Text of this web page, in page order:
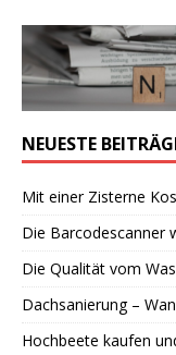
NEUESTE
Mit einer Zisterne
Die Barcodescanner
Die Qualität vom
Dachsanierung –
Hochbeete kaufen